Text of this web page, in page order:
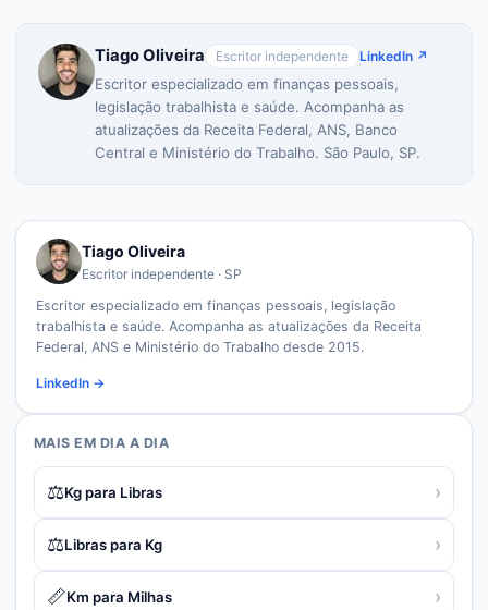
Tiago Oliveira Escritor independente LinkedIn ↗
Escritor especializado em finanças pessoais,
legislação trabalhista e saúde. Acompanha as
atualizações da Receita Federal, ANS, Banco
Central e Ministério do Trabalho. São Paulo, SP.
Tiago Oliveira
Escritor independente · SP
Escritor especializado em finanças pessoais, legislação
trabalhista e saúde. Acompanha as atualizações da Receita
Federal, ANS e Ministério do Trabalho desde 2015.
LinkedIn →
MAIS EM DIA A DIA
⚖️Kg para Libras ›
⚖️Libras para Kg ›
📏Km para Milhas ›